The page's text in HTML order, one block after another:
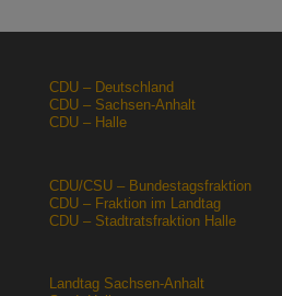
CDU – Deutschland
CDU – Sachsen-Anhalt
CDU – Halle
CDU/CSU – Bundestagsfraktion
CDU – Fraktion im Landtag
CDU – Stadtratsfraktion Halle
Landtag Sachsen-Anhalt